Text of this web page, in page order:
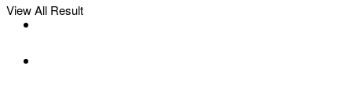
View All Result